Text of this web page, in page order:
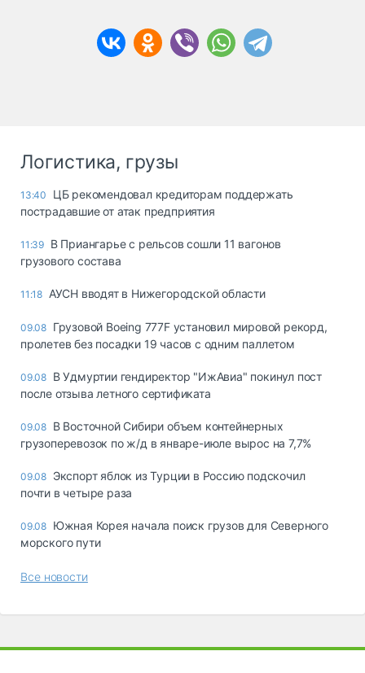
Логистика, грузы
13:40
ЦБ рекомендовал кредиторам поддержать
пострадавшие от атак предприятия
11:39 В Приангарье с рельсов сошли 11 вагонов
грузового состава
11:18 АУСН вводят в Нижегородской области
09.08 Грузовой Boeing 777F установил мировой рекорд,
пролетев без посадки 19 часов с одним паллетом
09.08 В Удмуртии гендиректор "ИжАвиа" покинул пост
после отзыва летного сертификата
09.08 В Восточной Сибири объем контейнерных
грузоперевозок по ж/д в январе-июле вырос на 7,7%
09.08 Экспорт яблок из Турции в Россию подскочил
почти в четыре раза
09.08 Южная Корея начала поиск грузов для Северного
морского пути
Все новости